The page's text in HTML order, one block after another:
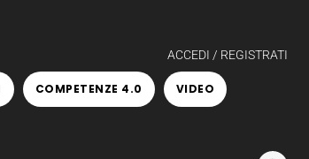
ACCEDI / REGISTRATI
COMPETENZE 4.0 VIDEO